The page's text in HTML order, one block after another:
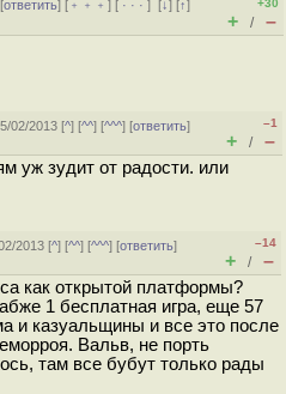
ответить] [ ﹢﹢﹢] [ · · ·][↓] [↑]
+30
+ / –
02/2013 [^] [^^] [^^^] [ответить]
–1
+ / –
уж зудит от радости. или
2013 [^] [^^] [^^^] [ответить]
–14
+ / –
как открытой платформы?
1 бесплатная игра, еще 57
и казуальщины и все это после
Вальв, не порть
там все бубут только рады